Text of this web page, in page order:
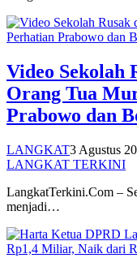
Video Sekolah
Orang Tua
Prabowo dan
LANGKAT3 Agustus
LANGKAT TERKINI
LangkatTerkini.Com –
menjadi…